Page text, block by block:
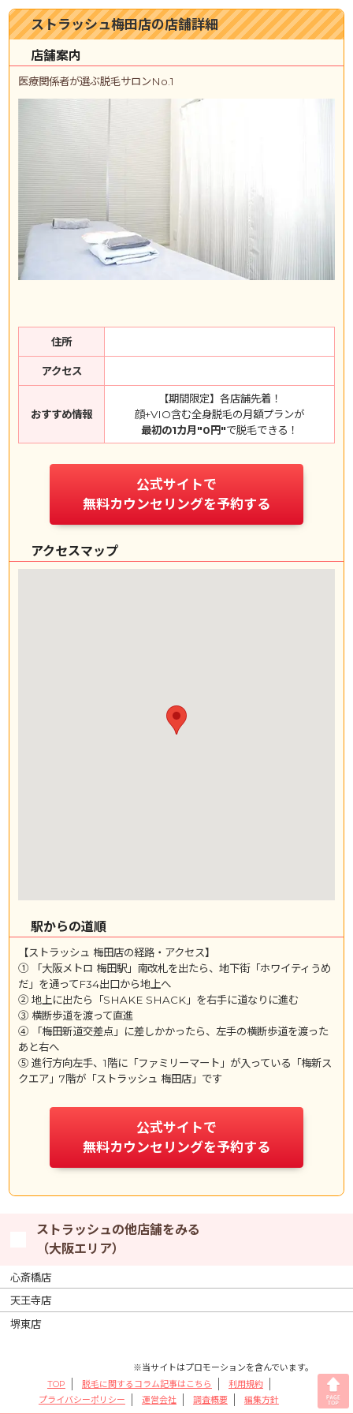
ストラッシュ梅田店の店舗詳細
店舗案内
医療関係者が選ぶ脱毛サロンNo.1
住所
アクセス
おすすめ情報
【期間限定】各店舗先着！
顔+VIO含む全身脱毛の月額プランが
最初の1カ月"0円"で脱毛できる！
公式サイトで
無料カウンセリングを予約する
アクセスマップ
駅からの道順
【ストラッシュ 梅田店の経路・アクセス】
① 「大阪メトロ 梅田駅」南改札を出たら、地下街「ホワイティうめ
だ」を通ってF34出口から地上へ
② 地上に出たら「SHAKE SHACK」を右手に道なりに進む
③ 横断歩道を渡って直進
④ 「梅田新道交差点」に差しかかったら、左手の横断歩道を渡った
あと右へ
⑤ 進行方向左手、1階に「ファミリーマート」が入っている「梅新ス
クエア」7階が「ストラッシュ 梅田店」です
公式サイトで
無料カウンセリングを予約する
ストラッシュの他店舗をみる
（大阪エリア）
心斎橋店
天王寺店
堺東店
※当サイトはプロモーションを含んでいます。
TOP
脱毛に関するコラム記事はこちら
利用規約
プライバシーポリシー
運営会社 調査概要 編集方針